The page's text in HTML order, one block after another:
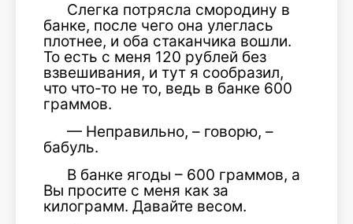
Слегка потрясла смородину в
банке, после чего она улеглась
плотнее, и оба стаканчика вошли.
То есть с меня 120 рублей без
взвешивания, и тут я сообразил,
что что-то не то, ведь в банке 600
граммов.
— Неправильно, – говорю, –
бабуль.
В банке ягоды – 600 граммов, а
Вы просите с меня как за
килограмм. Давайте весом.